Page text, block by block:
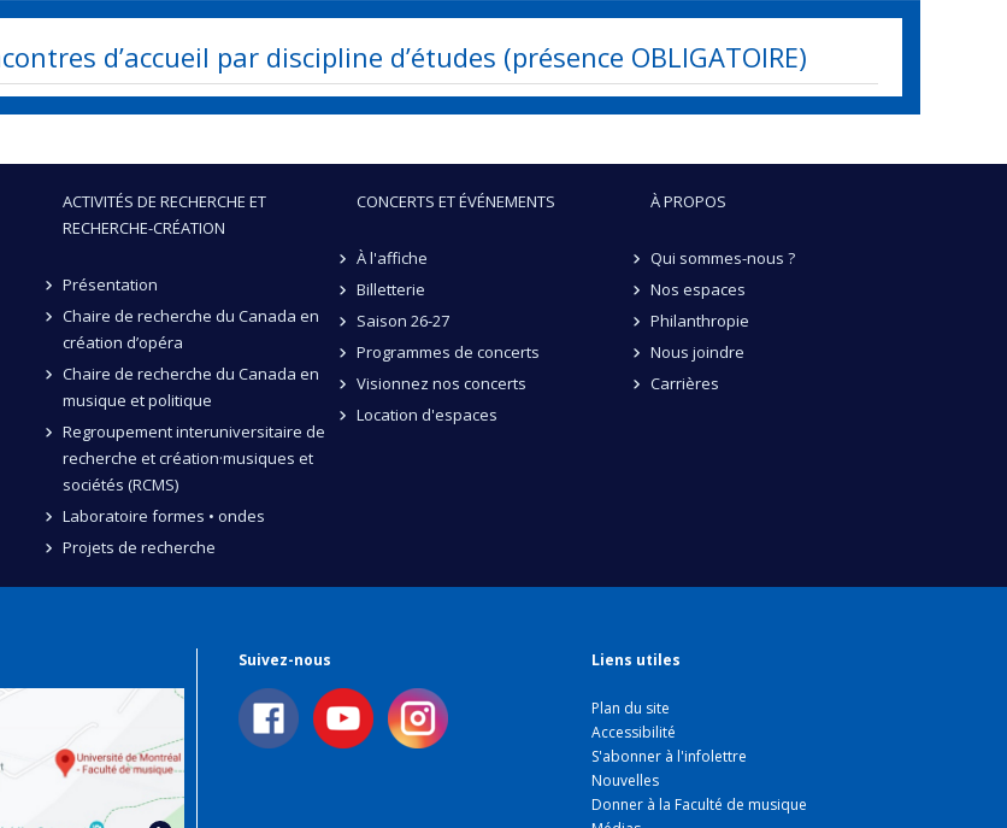
d’accueil par discipline d’études (présence OBLIGATOIRE)
ACTIVITÉS DE RECHERCHE ET
RECHERCHE-CRÉATION
Présentation
Chaire de recherche du Canada en
création d’opéra
Chaire de recherche du Canada en
musique et politique
Regroupement interuniversitaire de
recherche et création·musiques et
sociétés (RCMS)
Laboratoire formes • ondes
Projets de recherche
CONCERTS ET ÉVÉNEMENTS
À l'affiche
Billetterie
Saison 26-27
Programmes de concerts
Visionnez nos concerts
Location d'espaces
À PROPOS
Qui sommes-nous ?
Nos espaces
Philanthropie
Nous joindre
Carrières
Suivez-nous Liens utiles
Plan du site
Accessibilité
S'abonner à l'infolettre
Nouvelles
Donner à la Faculté de musique